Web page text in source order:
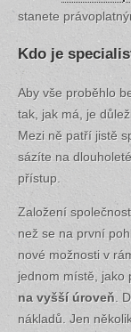
stanete
Kdo je
Aby vše proběhlo
tak, jak má, je
Mezi ně patří jistě
sázíte na
přístup.
Založení
než se na první
nové možnosti v
jednom místě, jako
na vyšší úroveň.
nákladů. Jen